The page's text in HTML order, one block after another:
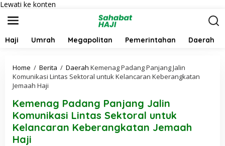
Lewati ke konten
Haji Umrah Megapolitan Pemerintahan Daerah
Home / Berita / Daerah Kemenag Padang Panjang Jalin
Komunikasi Lintas Sektoral untuk Kelancaran Keberangkatan
Jemaah Haji
Kemenag Padang Panjang Jalin
Komunikasi Lintas Sektoral untuk
Kelancaran Keberangkatan Jemaah
Haji